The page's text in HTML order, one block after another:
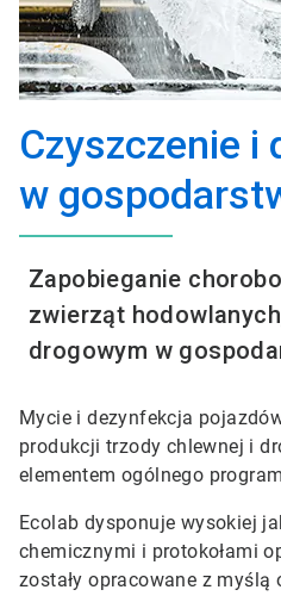
Czyszczenie i
w
Zapobieganie
zwierząt
drogowym w
Mycie i dezynfekcja
produkcji trzody chlewnej i
elementem ogólnego
Ecolab dysponuje wysokiej
chemicznymi i protokołami
zostały opracowane z myślą